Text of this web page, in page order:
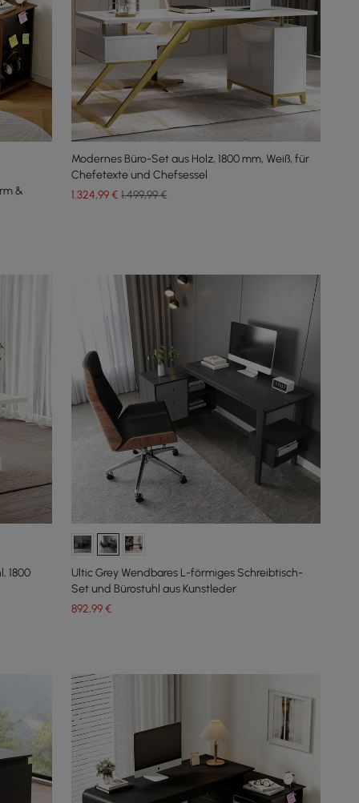
&
Modernes Büro-Set aus Holz, 1800 mm, Weiß, für
Chefetexte und Chefsessel
1.324,99€ 1.499,99 €
1800
Ultic Grey Wendbares L-förmiges Schreibtisch-
Set und Bürostuhl aus Kunstleder
892,99€